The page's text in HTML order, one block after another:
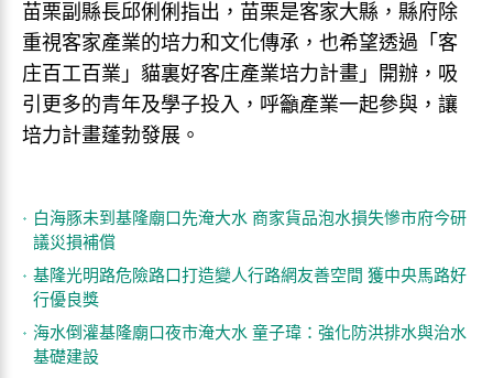
苗栗副縣長邱俐俐指出，苗栗是客家大縣，縣府除
重視客家產業的培力和文化傳承，也希望透過「客
庄百工百業」貓裏好客庄產業培力計畫」開辦，吸
引更多的青年及學子投入，呼籲產業一起參與，讓
培力計畫蓬勃發展。
白海豚未到基隆廟口先淹大水 商家貨品泡水損失慘市府今研
議災損補償
基隆光明路危險路口打造變人行路網友善空間 獲中央馬路好
行優良獎
海水倒灌基隆廟口夜市淹大水 童子瑋：強化防洪排水與治水
基礎建設